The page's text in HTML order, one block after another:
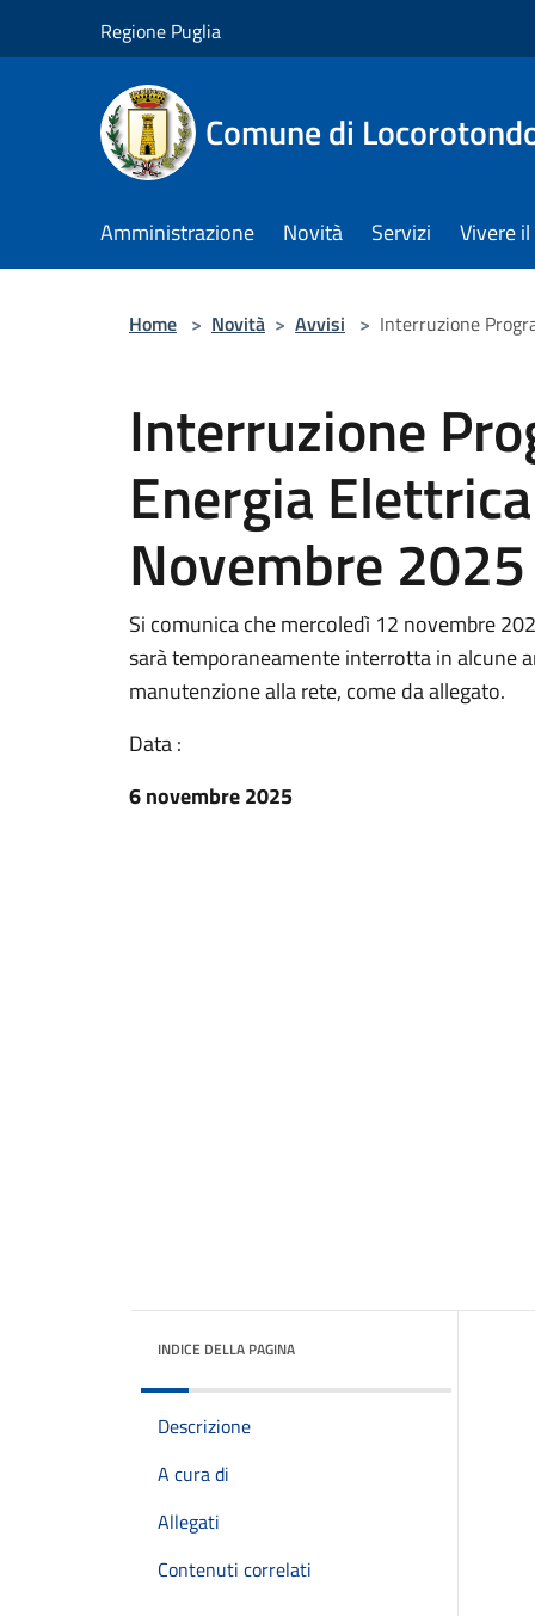
Regione Puglia
Comune di
Amministrazione Novità Servizi Vivere
Home > Novità > Avvisi > Interruzione
Interruzione
Energia
Novembre 2025
Si comunica che mercoledì 12 novembre
sarà temporaneamente interrotta in alcune
manutenzione alla rete, come da allegato.
Data :
6 novembre 2025
INDICE DELLA PAGINA
Descrizione
A cura di
Allegati
Contenuti correlati